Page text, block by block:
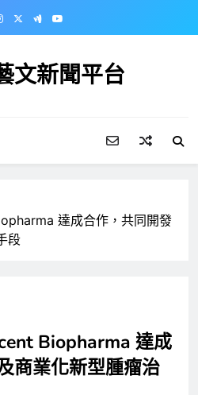
文新聞平台
達成合作，共同開發
段
Biopharma 達成
商業化新型腫瘤治